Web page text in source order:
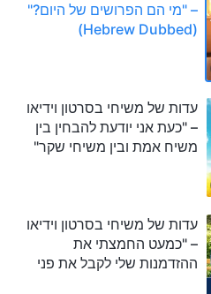
– "מי הם הפרושים של היום?"
(Hebrew Dubbed)
עדות של משיחי בסרטון וידיאו
– "כעת אני יודעת להבחין בין
משיח אמת ובין משיחי שקר"
עדות של משיחי בסרטון וידיאו
– "כמעט החמצתי את
ההזדמנות שלי לקבל את פני